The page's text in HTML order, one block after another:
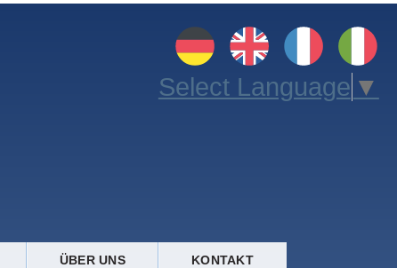
Select Language ▼
ÜBER UNS KONTAKT